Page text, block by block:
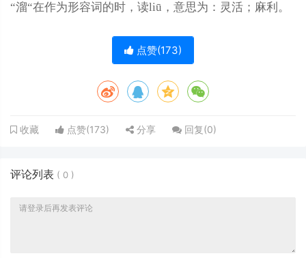
“溜“在作为形容词的时，读liū，意思为：灵活；麻利。
点赞(173)
收藏 点赞(173) 分享 回复(0)
评论列表 ( 0 )